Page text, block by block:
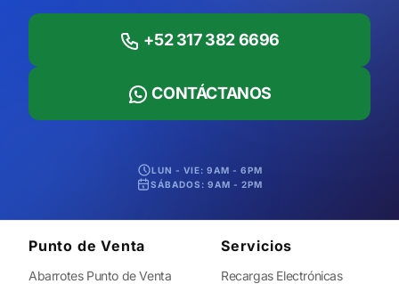
+52 317 382 6696
CONTÁCTANOS
LUN - VIE: 9AM - 6PM
SÁBADOS: 9AM - 2PM
Punto de Venta
Abarrotes Punto de Venta
Servicios
Recargas Electrónicas